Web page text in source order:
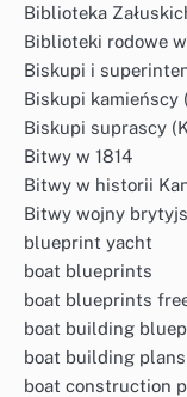
Biblioteka
Biblioteki rodowe
Biskupi i
Biskupi kamieńscy
Biskupi suprascy
Bitwy w 1814
Bitwy w historii
Bitwy wojny
blueprint yacht
boat blueprints
boat blueprints
boat building
boat building plans
boat construction